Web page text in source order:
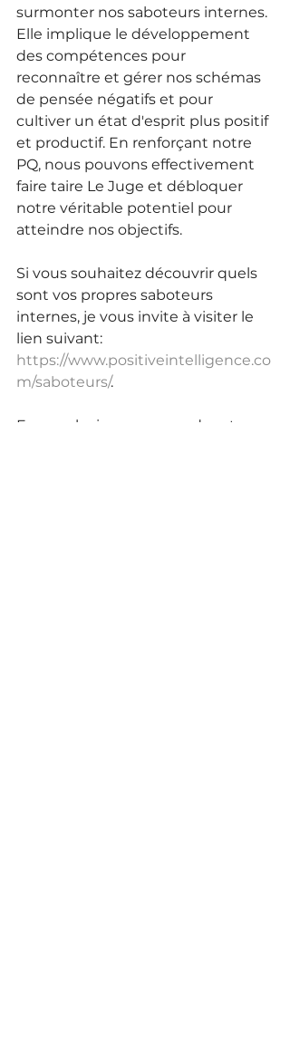
surmonter nos saboteurs internes.
Elle implique le développement
des compétences pour
reconnaître et gérer nos schémas
de pensée négatifs et pour
cultiver un état d'esprit plus positif
et productif. En renforçant notre
PQ, nous pouvons effectivement
faire taire Le Juge et débloquer
notre véritable potentiel pour
atteindre nos objectifs.
Si vous souhaitez découvrir quels
sont vos propres saboteurs
internes, je vous invite à visiter le
lien suivant:
https://www.positiveintelligence.co
m/saboteurs/.
En conclusion, comprendre et